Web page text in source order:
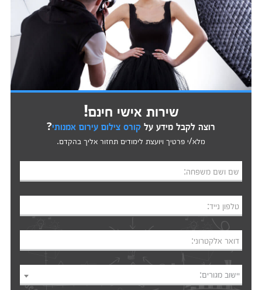
שירות אישי חינם!
רוצה לקבל מידע על קורס צילום עירום אמנותי?
מלא/י פרטיך ויועצת לימודים תחזור אליך בהקדם.
שם ושם משפחה:
טלפון נייד:
דואר אלקטרוני:
יישוב מגורים: